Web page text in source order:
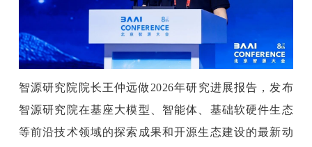
智源研究院院长王仲远做2026年研究进展报告，发布
智源研究院在基座大模型、智能体、基础软硬件生态
等前沿技术领域的探索成果和开源生态建设的最新动